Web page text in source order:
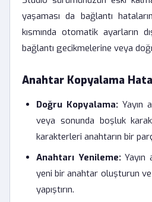
yaşaması da bağlantı
kısmında otomatik ayarların
bağlantı gecikmelerine veya
Anahtar Kopyalama
Doğru Kopyalama: Yayın
veya sonunda boşluk
karakterleri anahtarın bir
Anahtarı Yenileme:Yayın
yeni bir anahtar oluşturun
yapıştırın.